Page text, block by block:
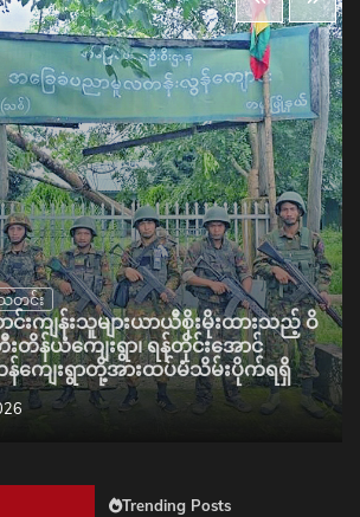
တင်း
းကျန်းသူများယာယီစိုးမိုးထားသည့် ဝိ
တိန်ယံကျေးရွာ၊ ရန်တိုင်းအောင်
န်ကျေးရွာတို့အားထပ်မံသိမ်းပိုက်ရရှိ
Trending Posts